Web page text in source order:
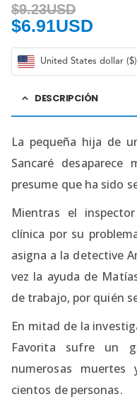
$9.23USD
$6.91USD
United States dollar
DESCRIPCIÓN
La pequeña hija de
Sancaré
presume que ha sido
Mientras el
clínica por su
asigna a la detective
vez la ayuda de
de trabajo, por quién
En mitad de la
Favorita sufre un
numerosas
cientos de personas.